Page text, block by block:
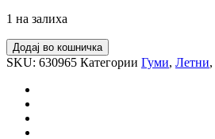
1 на залиха
110/70-
11
SCOOTSMART
ПРЕДНА
количина
Додај во кошничка
SKU: 630965 Категории Гуми, Летни,